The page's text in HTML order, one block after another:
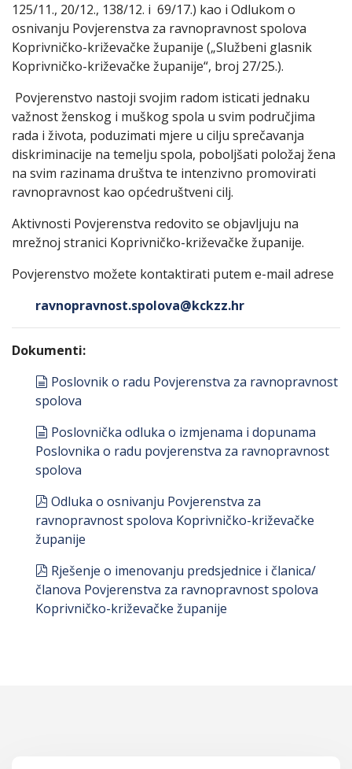
125/11., 20/12., 138/12. i 69/17.) kao i Odlukom o
osnivanju Povjerenstva za ravnopravnost spolova
Koprivničko-križevačke županije („Službeni glasnik
Koprivničko-križevačke županije“, broj 27/25.).
Povjerenstvo nastoji svojim radom isticati jednaku
važnost ženskog i muškog spola u svim područjima
rada i života, poduzimati mjere u cilju sprečavanja
diskriminacije na temelju spola, poboljšati položaj žena
na svim razinama društva te intenzivno promovirati
ravnopravnost kao općedruštveni cilj.
Aktivnosti Povjerenstva redovito se objavljuju na
mrežnoj stranici Koprivničko-križevačke županije.
Povjerenstvo možete kontaktirati putem e-mail adrese
ravnopravnost.spolova@kckzz.hr
Dokumenti:
document
Poslovnik o radu Povjerenstva za ravnopravnost
spolova
document
Poslovnička odluka o izmjenama i dopunama
Poslovnika o radu povjerenstva za ravnopravnost
spolova
pdf
Odluka o osnivanju Povjerenstva za
ravnopravnost spolova Koprivničko-križevačke
županije
pdf
Rješenje o imenovanju predsjednice i članica/
članova Povjerenstva za ravnopravnost spolova
Koprivničko-križevačke županije